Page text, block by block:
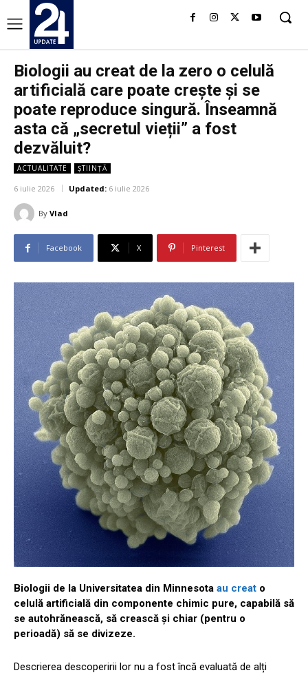
Biologii au creat de la zero o celulă
artificială care poate crește și se
poate reproduce singură. Înseamnă
asta că „secretul vieții” a fost
dezvăluit?
ACTUALITATE ȘTIINȚĂ
6 iulie 2026 Updated: 6 iulie 2026
By Vlad
Facebook X Pinterest
Biologii de la Universitatea din Minnesota au creat o
celulă artificială din componente chimic pure, capabilă să
se autohrănească, să crească și chiar (pentru o
perioadă) să se divizeze.
Descrierea descoperirii lor nu a fost încă evaluată de alți